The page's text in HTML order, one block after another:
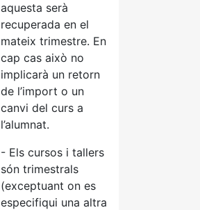
aquesta serà
recuperada en el
mateix trimestre. En
cap cas això no
implicarà un retorn
de l’import o un
canvi del curs a
l’alumnat.
- Els cursos i tallers
són trimestrals
(exceptuant on es
especifiqui una altra